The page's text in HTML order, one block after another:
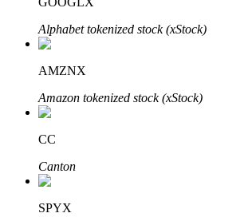
享受活期理財及長期收益
Alphabet tokenized stock (xStock)
AMZNX
Amazon tokenized stock (xStock)
CC
Canton
SPYX